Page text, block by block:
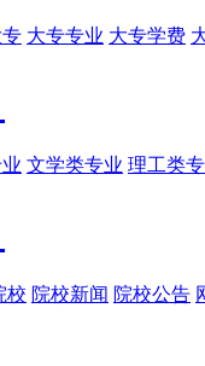
大专专业 大专学费
文学类专业 理工类
校 院校新闻 院校公告